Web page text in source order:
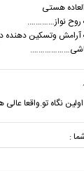
هستی
نواز………….
وتسکین دهنده
نگاه تو.واقعا
: